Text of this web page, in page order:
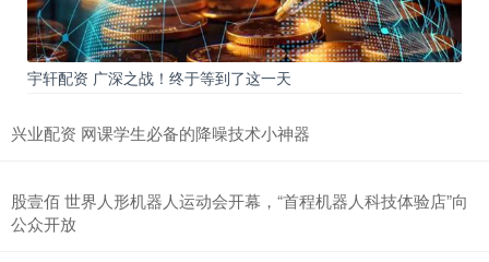
宇轩配资 广深之战！终于等到了这一天
兴业配资 网课学生必备的降噪技术小神器
股壹佰 世界人形机器人运动会开幕，“首程机器人科技体验店”向
公众开放